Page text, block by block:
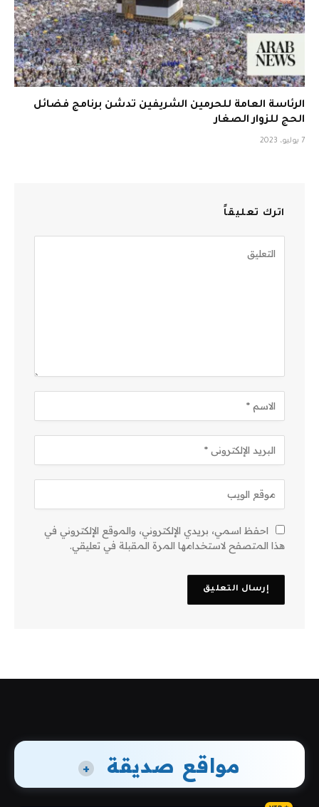
الرئاسة العامة للحرمين الشريفين تدشن برنامج فضائل
الحج للزوار الصغار
7 يوليو، 2023
اترك تعليقاً
احفظ اسمي، بريدي الإلكتروني، والموقع الإلكتروني في
هذا المتصفح لاستخدامها المرة المقبلة في تعليقي.
مواقع صديقة +